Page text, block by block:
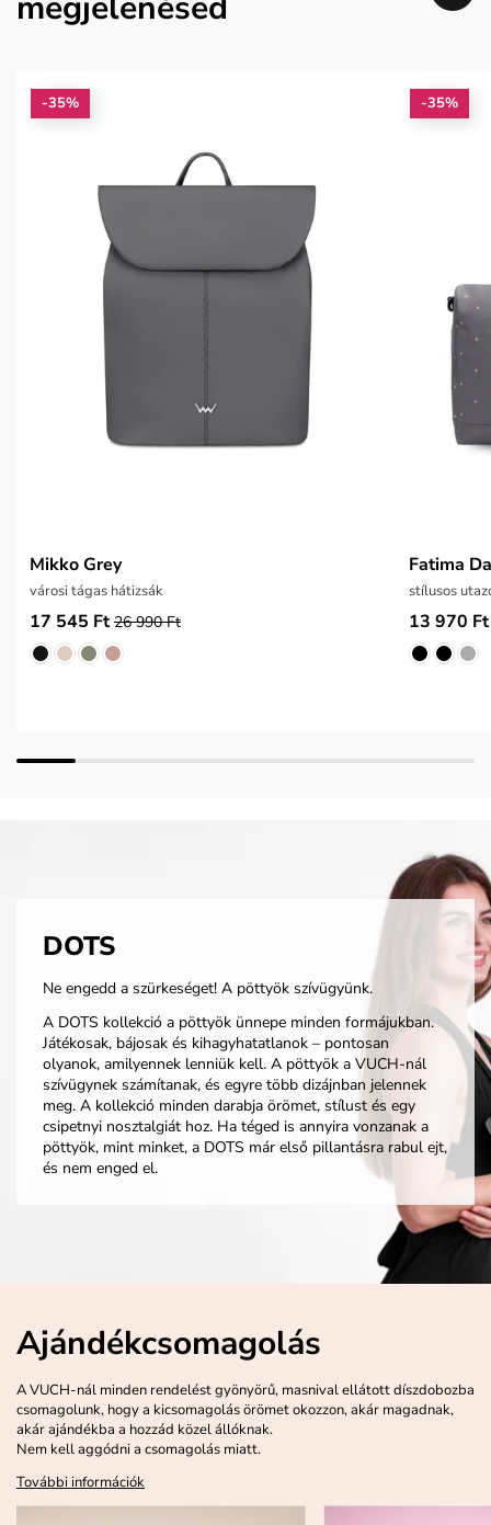
-35%
Mikko Grey
városi tágas hátizsák
17 545 Ft 26 990 Ft
-35%
Fatima
stílusos
13 970 Ft
DOTS
Ne engedd a szürkeséget! A pöttyök szívügyünk.
A DOTS kollekció a pöttyök ünnepe minden formájukban.
Játékosak, bájosak és kihagyhatatlanok – pontosan
olyanok, amilyennek lenniük kell. A pöttyök a VUCH-nál
szívügynek számítanak, és egyre több dizájnban jelennek
meg. A kollekció minden darabja örömet, stílust és egy
csipetnyi nosztalgiát hoz. Ha téged is annyira vonzanak a
pöttyök, mint minket, a DOTS már első pillantásra rabul ejt,
és nem enged el.
Ajándékcsomagolás
A VUCH-nál minden rendelést gyönyörű, masnival ellátott díszdobozba
csomagolunk, hogy a kicsomagolás örömet okozzon, akár magadnak,
akár ajándékba a hozzád közel állóknak.
Nem kell aggódni a csomagolás miatt.
További információk